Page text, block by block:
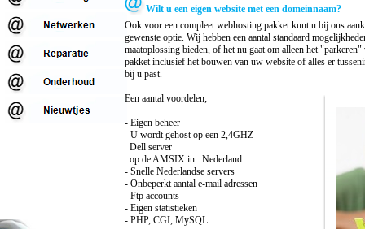
Wilt u een eigen website met een domeinnaam?
Ook voor een compleet webhosting pakket kunt u bij ons
gewenste optie. Wij hebben een aantal standaard
maatoplossing bieden, of het nu gaat om alleen het
pakket inclusief het bouwen van uw website of alles er
bij u past.
Een aantal voordelen;
- Eigen beheer
- U wordt gehost op een 2,4GHZ
Dell server
op de AMSIX in Nederland
- Snelle Nederlandse servers
- Onbeperkt aantal e-mail adressen
- Ftp accounts
- Eigen statistieken
- PHP, CGI, MySQL